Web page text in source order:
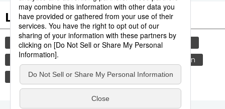
Les tags populaires
gastronomie culture histoire
bœuf
sexe
shogun
vie quotidienne